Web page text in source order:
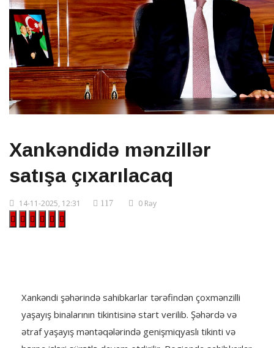
Xankəndidə mənzillər
satışa çıxarılacaq
14-11-2025, 12:31 117 0 Rəy
Xankəndi şəhərində sahibkarlar tərəfindən çoxmənzilli
yaşayış binalarının tikintisinə start verilib. Şəhərdə və
ətraf yaşayış məntəqələrində genişmiqyaslı tikinti və